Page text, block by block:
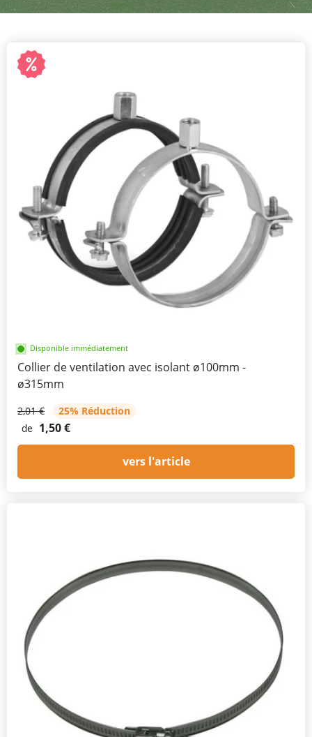
Disponible immédiatement
Collier de ventilation avec isolant ø100mm -
ø315mm
2,01 €
25% Réduction
de 1,50 €
vers l'article